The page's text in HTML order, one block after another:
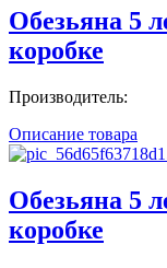
Обезьяна 5
коробке
Производитель:
Описание товара
Обезьяна 5
коробке